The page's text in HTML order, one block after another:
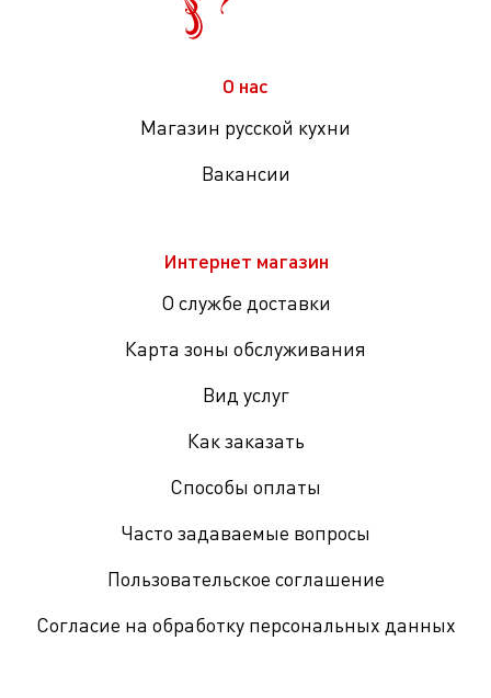
О нас
Магазин русской кухни
Вакансии
Интернет магазин
О службе доставки
Карта зоны обслуживания
Вид услуг
Как заказать
Способы оплаты
Часто задаваемые вопросы
Пользовательское соглашение
Согласие на обработку персональных данных